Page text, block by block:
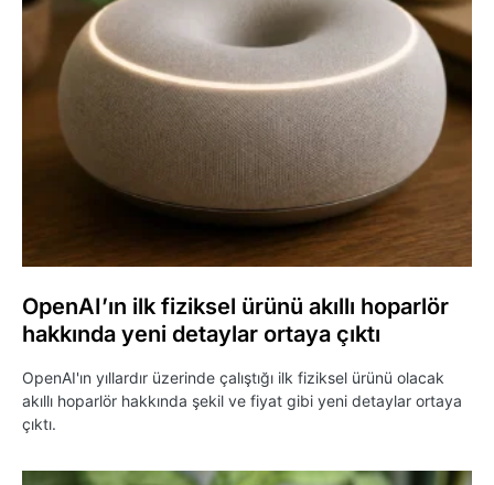
OpenAI’ın ilk fiziksel ürünü akıllı hoparlör
hakkında yeni detaylar ortaya çıktı
OpenAI'ın yıllardır üzerinde çalıştığı ilk fiziksel ürünü olacak
akıllı hoparlör hakkında şekil ve fiyat gibi yeni detaylar ortaya
çıktı.